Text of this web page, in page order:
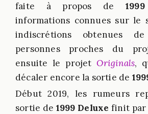
faite à propos de
informations connues sur le
indiscrétions obtenues
personnes proches du
ensuite le projetOriginals,
décaler encore la sortie de
Début 2019, les rumeurs
sortie de 1999 Deluxe finit par